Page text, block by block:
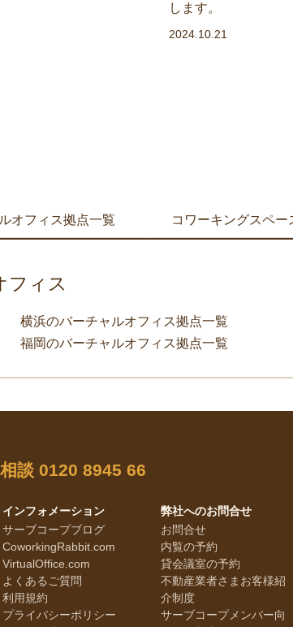
します。
2024.10.21
オフィス拠点一覧 コワーキングスペー
フィス
横浜のバーチャルオフィス拠点一覧
福岡のバーチャルオフィス拠点一覧
談 0120 8945 66
インフォメーション
サーブコープブログ
CoworkingRabbit.com
VirtualOffice.com
よくあるご質問
利用規約
プライバシーポリシー
弊社へのお問合せ
お問合せ
内覧の予約
貸会議室の予約
不動産業者さまお客様紹
介制度
サーブコープメンバー向